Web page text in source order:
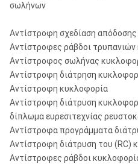
σωλήνων
Αντίστροφη σχεδίαση
Αντίστροφες ράβδοι
Αντίστροφος σωλήνας
Αντίστροφη διάτρηση
Αντίστροφη κυκλοφορία
Αντίστροφη διάτρυση
δίπλωμα ευρεσιτεχνίας
Αντίστροφα προγράμματα
Αντίστροφη διάτρυση του (RC)
Αντίστροφες ράβδοι